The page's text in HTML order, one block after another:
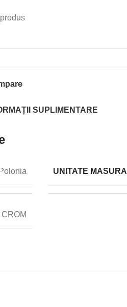
SUPLIMENTARE
UNITATE MASURA
CROM